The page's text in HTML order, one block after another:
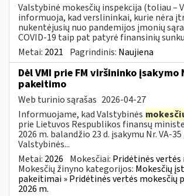
Valstybinė mokesčių inspekcija (toliau –
informuoja, kad verslininkai, kurie nėra
nukentėjusių nuo pandemijos įmonių
COVID-19 taip pat patyrė finansinių
Metai: 2021 Pagrindinis: Naujiena
Dėl VMI prie FM viršininko įsakymo
pakeitimo
Web turinio sąrašas 2026-04-27
Informuojame, kad Valstybinės
prie Lietuvos Respublikos finansų
2026 m. balandžio 23 d. įsakymu Nr. VA-35
Valstybinės...
Metai: 2026 Mokesčiai: Pridėtinės
Mokesčių žinyno kategorijos: Mokesčių
pakeitimai » Pridėtinės vertės mokesčių
2026 m.